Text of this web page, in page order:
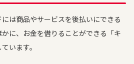
は商品やサービスを後払いにできる
かに、お金を借りることができる「キ
います。